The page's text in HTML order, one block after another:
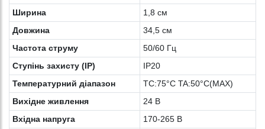
Ширина
1,8 см
Довжина
34,5 см
Частота струму
50/60 Гц
Ступінь захисту (IP)
IP20
Температурний діапазон
TC:75°C TA:50°C(MAX)
Вихідне живлення
24 В
Вхідна напруга
170-265 В